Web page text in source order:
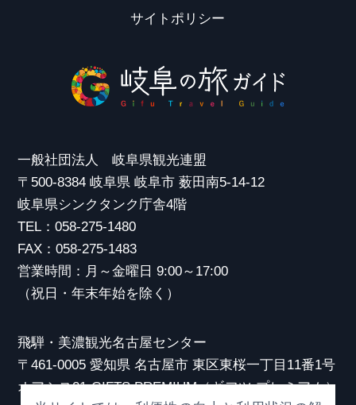
サイトポリシー
一般社団法人 岐阜県観光連盟
〒500-8384 岐阜県 岐阜市 薮田南5-14-12
岐阜県シンクタンク庁舎4階
TEL：058-275-1480
FAX：058-275-1483
営業時間：月～金曜日 9:00～17:00
（祝日・年末年始を除く）
飛騨・美濃観光名古屋センター
〒461-0005 愛知県 名古屋市 東区東桜一丁目11番1号
オアシス21 GIFTS PREMIUM（ギフツ プレミアム）